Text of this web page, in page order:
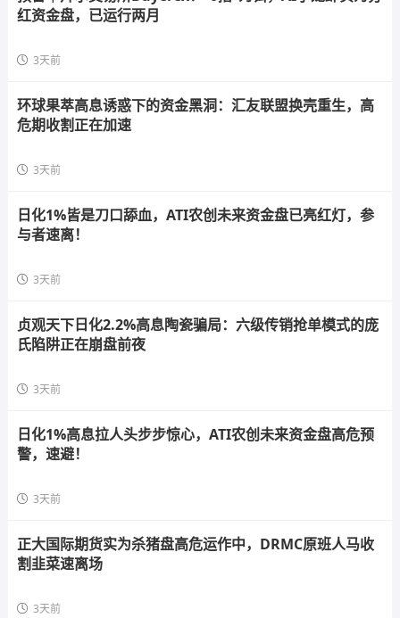
红资金盘，已运行两月
3天前
环球果萃高息诱惑下的资金黑洞：汇友联盟换壳重生，高
危期收割正在加速
3天前
日化1%皆是刀口舔血，ATI农创未来资金盘已亮红灯，参
与者速离！
3天前
贞观天下日化2.2%高息陶瓷骗局：六级传销抢单模式的庞
氏陷阱正在崩盘前夜
3天前
日化1%高息拉人头步步惊心，ATI农创未来资金盘高危预
警，速避！
3天前
正大国际期货实为杀猪盘高危运作中，DRMC原班人马收
割韭菜速离场
3天前